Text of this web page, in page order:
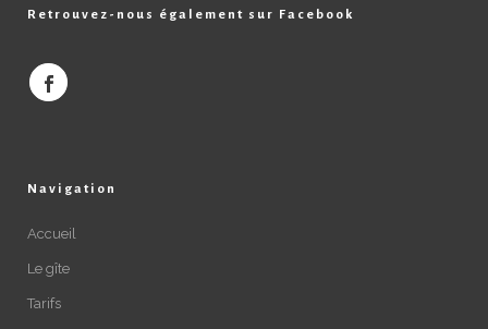
Retrouvez-nous également sur Facebook
Navigation
Accueil
Le gîte
Tarifs